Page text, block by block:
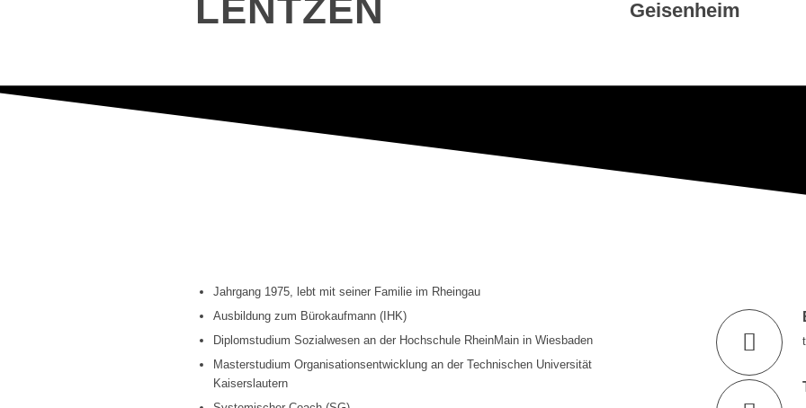
LENTZEN
Geisenheim
Jahrgang 1975, lebt mit seiner Familie im Rheingau
Ausbildung zum Bürokaufmann (IHK)
Diplomstudium Sozialwesen an der Hochschule RheinMain in Wiesbaden
Masterstudium Organisationsentwicklung an der Technischen Universität
Kaiserslautern